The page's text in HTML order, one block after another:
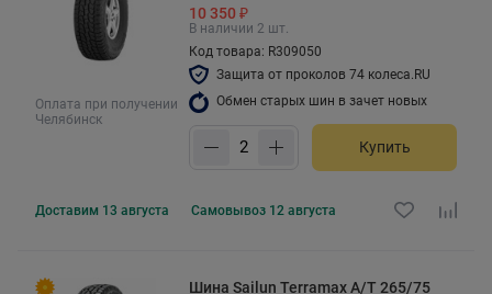
Оплата при получении
Челябинск
10 350 ₽
В наличии 2 шт.
Код товара: R309050
Защита от проколов 74 колеса.RU
Обмен старых шин в зачет новых
Купить
Доставим 13 августа Самовывоз 12 августа
Шина Sailun Terramax A/T 265/75